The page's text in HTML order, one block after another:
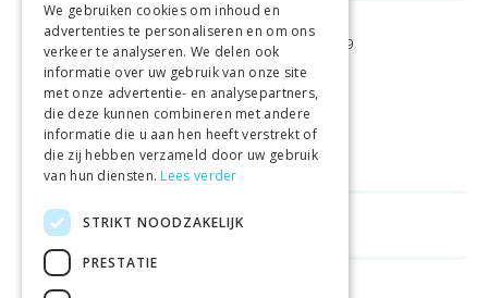
GRATIS VERZENDING VANAF €99
GEMAKKELIJKRETOURNEREN
LAAGSTEPRIJSGARANTIE
HANDIGE LINKS
WINKELS IN ANDERE LANDEN
We gebruiken cookies om inhoud en
advertenties te personaliseren en om ons
verkeer te analyseren. We delen ook
informatie over uw gebruik van onze site
met onze advertentie- en analysepartners,
die deze kunnen combineren met andere
informatie die u aan hen heeft verstrekt of
die zij hebben verzameld door uw gebruik
van hun diensten. Lees verder
STRIKT NOODZAKELIJK
PRESTATIE